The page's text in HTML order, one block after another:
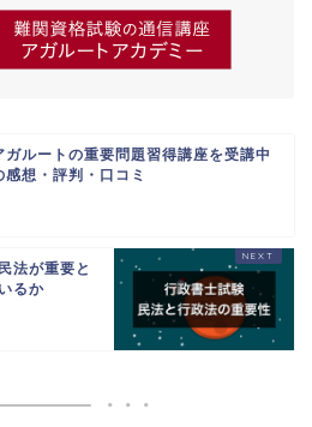
ガルートの重要問題習得講座を受講中
感想・評判・口コミ
法が重要と
るか